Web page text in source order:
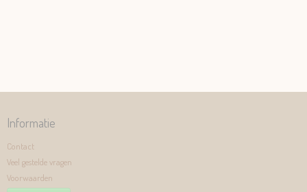
Informatie
Contact
Veel gestelde vragen
Voorwaarden